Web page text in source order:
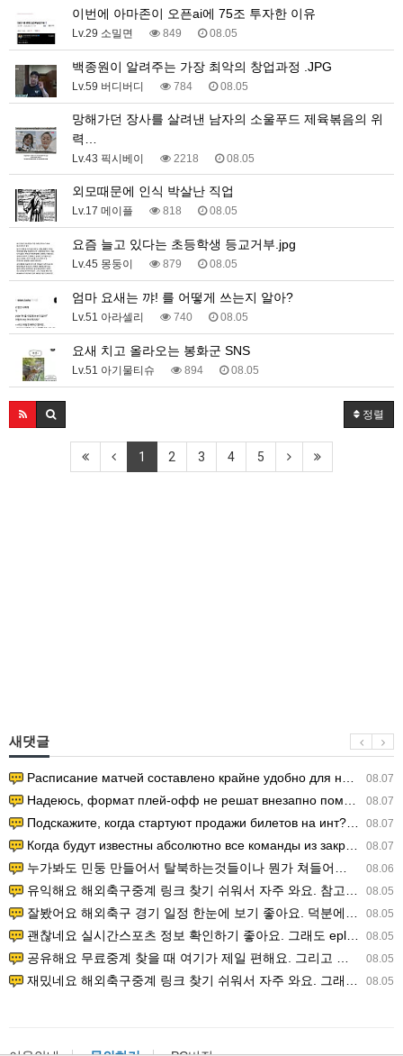
이번에 아마존이 오픈ai에 75조 투자한 이유
Lv.29 소밀면 849 08.05
백종원이 알려주는 가장 최악의 창업과정 .JPG
Lv.59 버디버디 784 08.05
망해가던 장사를 살려낸 남자의 소울푸드 제육볶음의 위
력…
Lv.43 픽시베이 2218 08.05
외모때문에 인식 박살난 직업
Lv.17 메이플 818 08.05
요즘 늘고 있다는 초등학생 등교거부.jpg
Lv.45 몽둥이 879 08.05
엄마 요새는 꺄! 를 어떻게 쓰는지 알아?
Lv.51 아라셀리 740 08.05
요새 치고 올라오는 봉화군 SNS
Lv.51 아기물티슈 894 08.05
정렬
1 2 3 4 5
새댓글
08.07
Расписание матчей составлено крайне удобно для нашего часово…
08.07
Надеюсь, формат плей-офф не решат внезапно поменять. https:/…
08.07
Подскажите, когда стартуют продажи билетов на инт? https://g…
08.07
Когда будут известны абсолютно все команды из закрытых квали…
08.06
누가봐도 민둥 만들어서 탈북하는것들이나 뭔가 쳐들어오는 낌새를 미리 알아차리기 위함이지 저걸 전쟁준비라고 하…
08.05
유익해요 해외축구중계 링크 찾기 쉬워서 자주 와요. 참고로 무료스포츠중계 정보 확인할 때 출처 꼭 체크해요.…
08.05
잘봤어요 해외축구 경기 일정 한눈에 보기 좋아요. 덕분에 epl중계 볼 때 공식 중계 채널 먼저 찾아봐요. …
08.05
괜찮네요 실시간스포츠 정보 확인하기 좋아요. 그래도 epl중계 볼 때 공식 중계 채널 먼저 찾아봐요. 북마크…
08.05
공유해요 무료중계 찾을 때 여기가 제일 편해요. 그리고 무료스포츠중계 정보 확인할 때 출처 꼭 체크해요. 앞…
08.05
재밌네요 해외축구중계 링크 찾기 쉬워서 자주 와요. 그래서 해외축구중계도 정식 서비스로 봐야 안전해요. 다음…